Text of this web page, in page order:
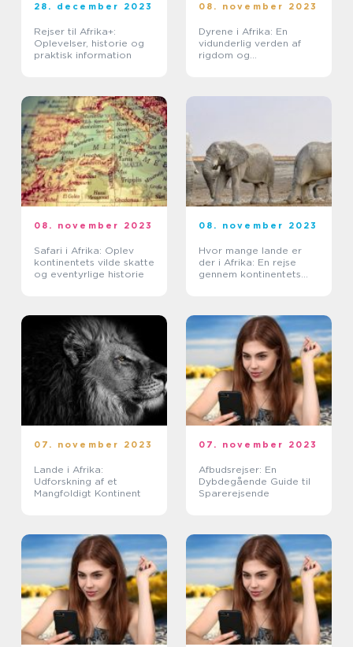
28. december 2023
Rejser til Afrika+:
Oplevelser, historie og
praktisk information
08. november 2023
Dyrene i Afrika: En
vidunderlig verden af
rigdom og
08. november 2023
Safari i Afrika: Oplev
kontinentets vilde skatte
og eventyrlige historie
08. november 2023
Hvor mange lande er
der i Afrika: En rejse
gennem kontinentets
07. november 2023
Lande i Afrika:
Udforskning af et
Mangfoldigt Kontinent
07. november 2023
Afbudsrejser: En
Dybdegående Guide til
Sparerejsende